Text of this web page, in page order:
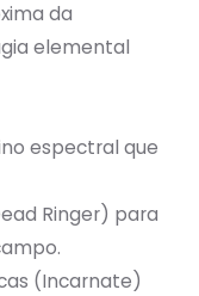
da
elemental
espectral que
Ringer) para
(Incarnate)